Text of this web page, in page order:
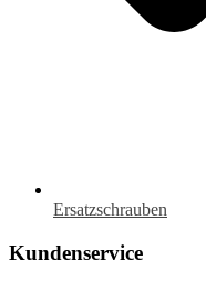
Ersatzschrauben
Kundenservice